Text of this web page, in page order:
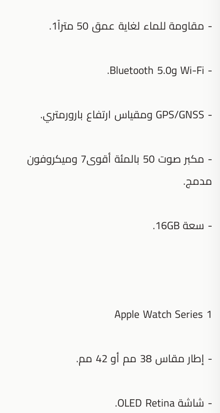
- مقاومة للماء لغاية عمق 50 متراً1.
- Wi-Fi وBluetooth 5.0‏.
- GPS/GNSS ومقياس ارتفاع بارورمتري.
- مكبر صوت 50 بالمئة أقوى7 وميكروفون
مدمج.
- سعة 16GB.
Apple Watch Series 1‏
- إطار مقاس 38 مم أو 42 مم.
- شاشة OLED Retina‏.